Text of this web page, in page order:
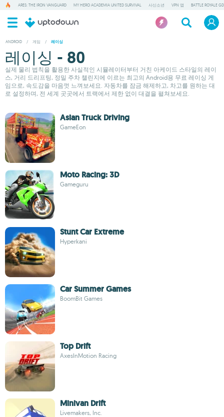
ARES: THE IRON VANGUARD MY HERO ACADEMIA UNITED SURVIVAL 사신소년 VPN 앱 BATTLE ROYALE GD
ANDROID / 게임 / 레이싱
레이싱 - 80
실제 물리 법칙을 활용한 사실적인 시뮬레이터부터 거친 아케이드 스타일의 레이
스, 거리 드리프팅, 정밀 주차 챌린지에 이르는 최고의 Android용 무료 레이싱 게
임으로, 속도감을 마음껏 느껴보세요. 자동차를 잠금 해제하고, 차고를 원하는 대
로 설정하며, 전 세계 곳곳에서 트랙에서 제한 없이 대결을 펼쳐보세요.
Asian Truck Driving
GameEon
Moto Racing: 3D
Gameguru
Stunt Car Extreme
Hyperkani
Car Summer Games
BoomBit Games
Top Drift
AxesInMotion Racing
Minivan Drift
Livemakers, Inc.